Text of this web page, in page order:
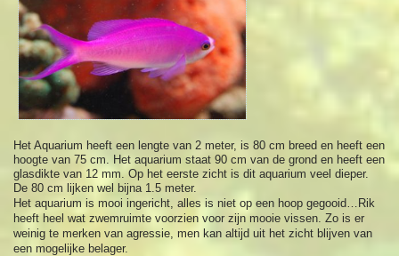
Het Aquarium heeft een lengte van 2 meter, is 80 cm breed en heeft een
hoogte van 75 cm. Het aquarium staat 90 cm van de grond en heeft een
glasdikte van 12 mm. Op het eerste zicht is dit aquarium veel dieper.
De 80 cm lijken wel bijna 1.5 meter.
Het aquarium is mooi ingericht, alles is niet op een hoop gegooid…Rik
heeft heel wat zwemruimte voorzien voor zijn mooie vissen. Zo is er
weinig te merken van agressie, men kan altijd uit het zicht blijven van
een mogelijke belager.